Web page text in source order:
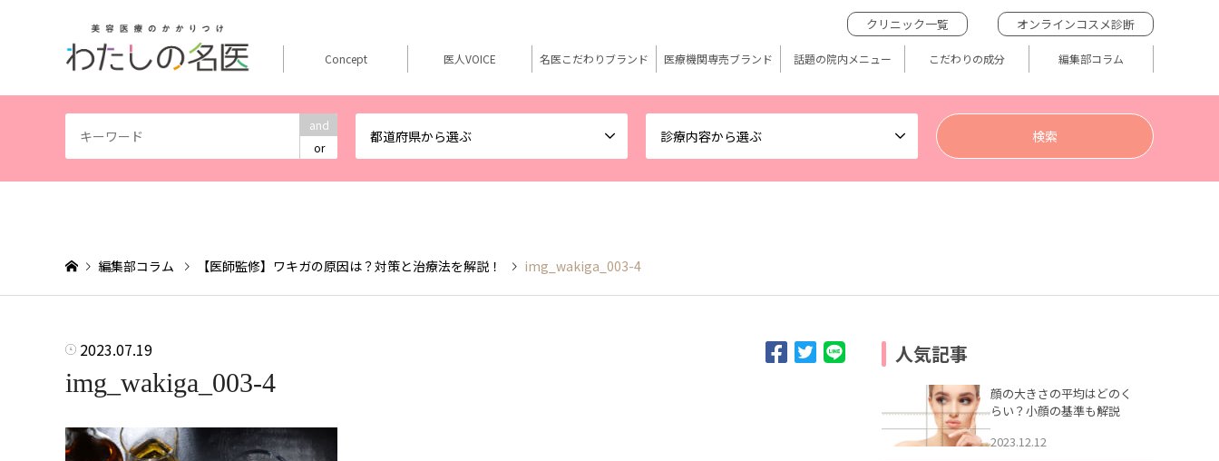
and
or
都道府県から選ぶ 診療内容から選ぶ
クリニック一覧 オンラインコスメ診断
Concept 医人VOICE 名医こだわりブランド 医療機関専売ブランド 話題の院内メニュー こだわりの成分 編集部コラム
編集部コラム 【医師監修】ワキガの原因は？対策と治療法を解説！ img_wakiga_003-4
2023.07.19
img_wakiga_003-4
人気記事
顔の大きさの平均はどのく
らい？小顔の基準も解説
2023.12.12